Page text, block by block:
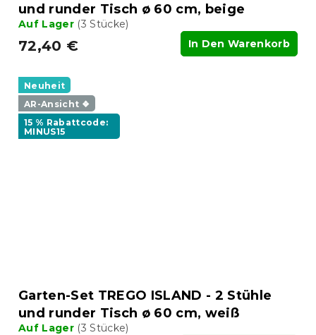
und runder Tisch ø 60 cm, beige
Auf Lager (3 Stücke)
72,40 € In Den Warenkorb
Neuheit
AR-Ansicht ❖
15 % Rabattcode:
MINUS15
Garten-Set TREGO ISLAND - 2 Stühle
und runder Tisch ø 60 cm, weiß
Auf Lager (3 Stücke)